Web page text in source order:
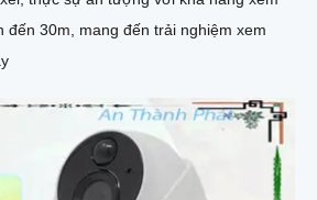
đến 30m, mang đến trải nghiệm xem